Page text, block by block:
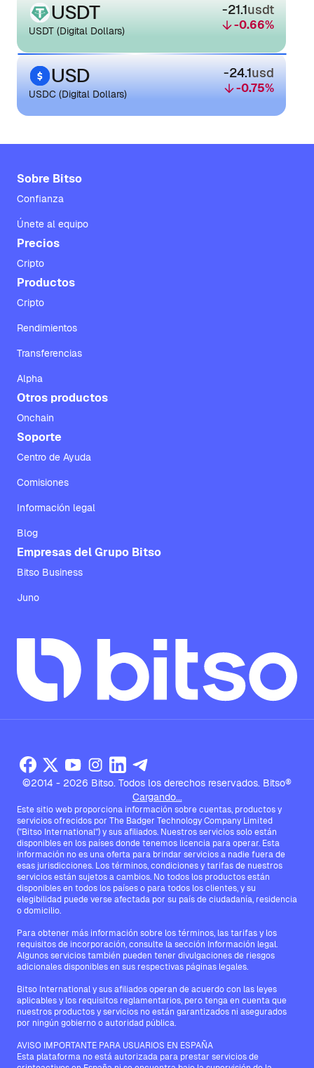
USDT
USDT (Digital Dollars)
-21.1usdt
-0.66%
USD
USDC (Digital Dollars)
-24.1usd
-0.75%
Sobre Bitso
Confianza
Únete al equipo
Precios
Cripto
Productos
Cripto
Rendimientos
Transferencias
Alpha
Otros productos
Onchain
Soporte
Centro de Ayuda
Comisiones
Información legal
Blog
Empresas del Grupo Bitso
Bitso Business
Juno
©2014 - 2026 Bitso. Todos los derechos reservados. Bitso®
Cargando...
Este sitio web proporciona información sobre cuentas, productos y
servicios ofrecidos por The Badger Technology Company Limited
("Bitso International") y sus afiliados. Nuestros servicios solo están
disponibles en los países donde tenemos licencia para operar. Esta
información no es una oferta para brindar servicios a nadie fuera de
esas jurisdicciones. Los términos, condiciones y tarifas de nuestros
servicios están sujetos a cambios. No todos los productos están
disponibles en todos los países o para todos los clientes, y su
elegibilidad puede verse afectada por su país de ciudadanía, residencia
o domicilio.
Para obtener más información sobre los términos, las tarifas y los
requisitos de incorporación, consulte la sección Información legal.
Algunos servicios también pueden tener divulgaciones de riesgos
adicionales disponibles en sus respectivas páginas legales.
Bitso International y sus afiliados operan de acuerdo con las leyes
aplicables y los requisitos reglamentarios, pero tenga en cuenta que
nuestros productos y servicios no están garantizados ni asegurados
por ningún gobierno o autoridad pública.
AVISO IMPORTANTE PARA USUARIOS EN ESPAÑA
Esta plataforma no está autorizada para prestar servicios de